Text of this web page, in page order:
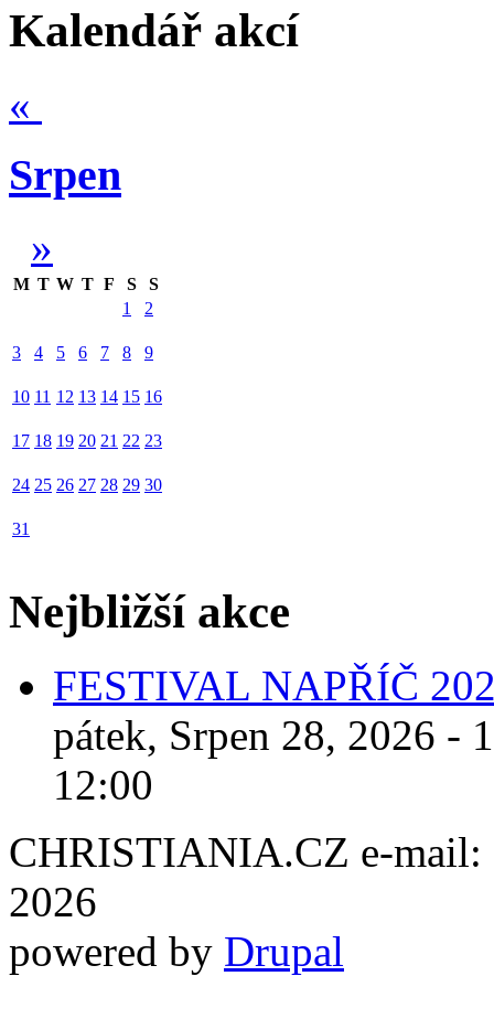
Kalendář akcí
«
Srpen
»
M T W T F S
S
1
2
3 4 5 6 7 8 9
10 11 12 13 14 15 16
17 18 19 20 21 22 23
24 25 26 27 28 29 30
31
Nejbližší akce
FESTIVAL NAPŘÍČ
pátek, Srpen 28, 2026 -
12:00
CHRISTIANIA.CZ e-mail:
2026
powered by Drupal